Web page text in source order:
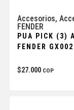
Accesorios,
FENDER
PUA PICK (3)
FENDER
$27.000 COP